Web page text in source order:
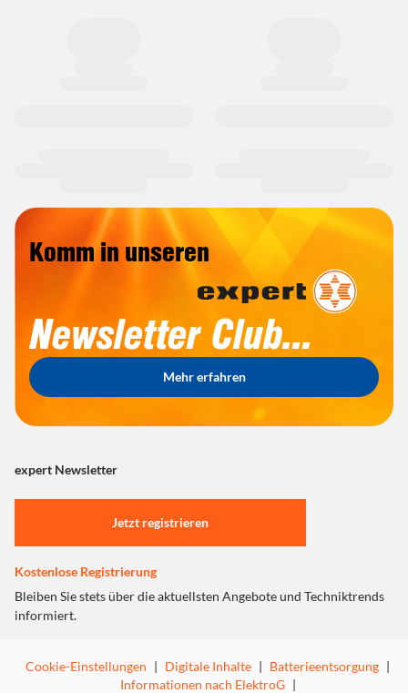
Komm in unseren
Newsletter Club...
Mehr erfahren
expert Newsletter
Jetzt registrieren
Kostenlose Registrierung
Bleiben Sie stets über die aktuellsten Angebote und Techniktrends
informiert.
Cookie-Einstellungen | Digitale Inhalte | Batterieentsorgung |
Informationen nach ElektroG |